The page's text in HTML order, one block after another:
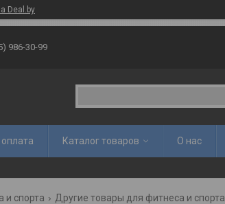
Deal.by
986-30-99
Каталог товаров О нас
и спорта Другие товары для фитнеса и спорта